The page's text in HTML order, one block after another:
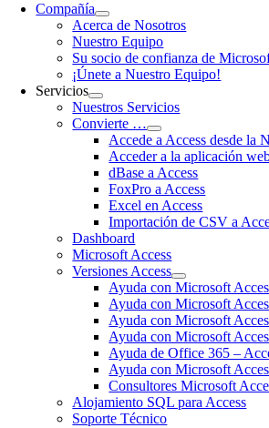
Compañía
Acerca de Nosotros
Nuestro Equipo
Su socio de confianza de
¡Únete a Nuestro Equipo!
Servicios
Nuestros Servicios
Convierte …
Accede a Access desde la
Acceder a la aplicación
dBase a Access
FoxPro a Access
Excel en Access
Importación de CSV a
Dashboard
Microsoft Access
Versiones Access
Ayuda con Microsoft
Ayuda con Microsoft
Ayuda con Microsoft
Ayuda con Microsoft
Ayuda de Office 365 –
Ayuda con Microsoft
Consultores Microsoft
Alojamiento SQL para Access
Soporte Técnico